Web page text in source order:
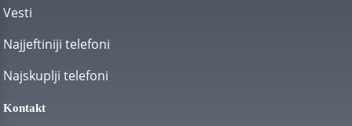
Vesti
Najjeftiniji telefoni
Najskuplji telefoni
Kontakt